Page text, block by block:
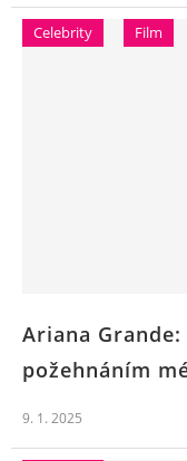
Celebrity Film
Ariana
požehnáním
9. 1. 2025